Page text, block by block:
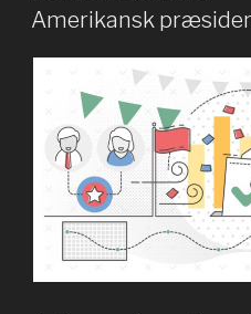
ON
Amerikansk